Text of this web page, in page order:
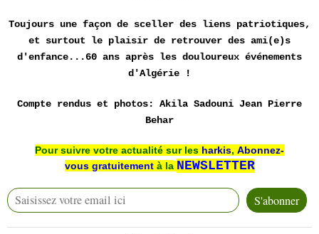
Toujours une façon de sceller des liens patriotiques,
et surtout le plaisir de retrouver des ami(e)s
d'enfance...60 ans après les douloureux événements
d'Algérie !
Compte rendus et photos: Akila Sadouni Jean Pierre
Behar
Pour suivre votre actualité sur les harkis, Abonnez-
vous gratuitement à la NEWSLETTER